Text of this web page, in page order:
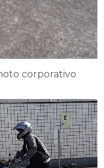
corporativo